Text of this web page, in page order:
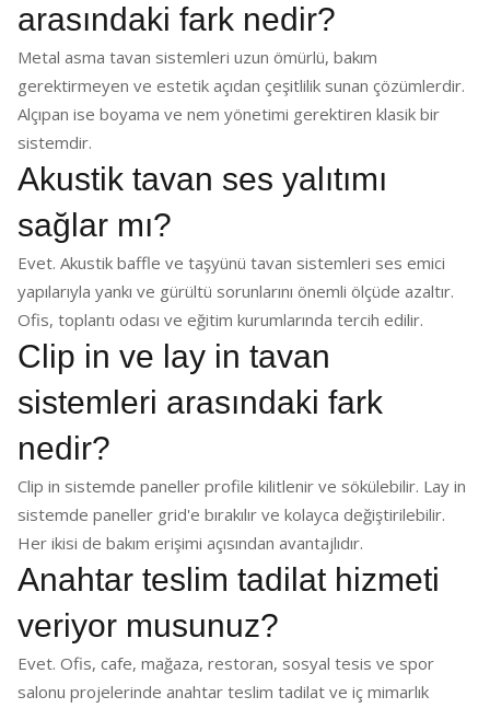
arasındaki fark nedir?
Metal asma tavan sistemleri uzun ömürlü, bakım
gerektirmeyen ve estetik açıdan çeşitlilik sunan çözümlerdir.
Alçıpan ise boyama ve nem yönetimi gerektiren klasik bir
sistemdir.
Akustik tavan ses yalıtımı
sağlar mı?
Evet. Akustik baffle ve taşyünü tavan sistemleri ses emici
yapılarıyla yankı ve gürültü sorunlarını önemli ölçüde azaltır.
Ofis, toplantı odası ve eğitim kurumlarında tercih edilir.
Clip in ve lay in tavan
sistemleri arasındaki fark
nedir?
Clip in sistemde paneller profile kilitlenir ve sökülebilir. Lay in
sistemde paneller grid'e bırakılır ve kolayca değiştirilebilir.
Her ikisi de bakım erişimi açısından avantajlıdır.
Anahtar teslim tadilat hizmeti
veriyor musunuz?
Evet. Ofis, cafe, mağaza, restoran, sosyal tesis ve spor
salonu projelerinde anahtar teslim tadilat ve iç mimarlık